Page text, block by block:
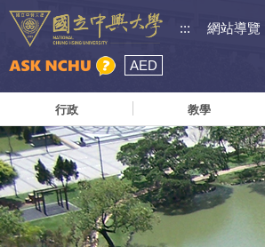
::: 網站導覽
AED
行政 教學